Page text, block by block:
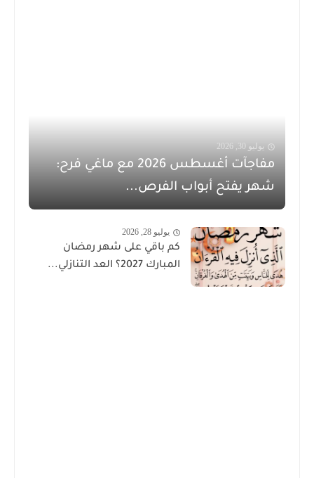
يوليو 30, 2026
مفاجآت أغسطس 2026 مع ماغي فرح:
شهر يفتح أبواب الفرص...
يوليو 28, 2026
كم باقي على شهر رمضان
المبارك 2027؟ العد التنازلي...